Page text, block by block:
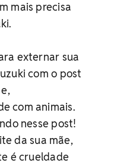
mais precisa
externar sua
com o post
com animais.
nesse post!
da sua mãe,
é crueldade